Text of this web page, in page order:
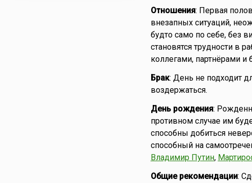
Отношения: Первая
внезапных ситуаций,
будто само по себе, без
становятся трудности в
коллегами, партнёрами
Брак: День не подходит
воздержаться.
День рождения:
противном случае им
способны добиться
способный на
Владимир Путин,
Общие рекомендации: